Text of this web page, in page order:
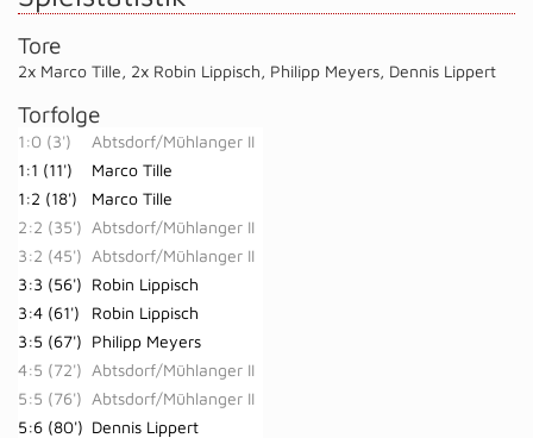
Tore
2x Marco Tille, 2x Robin Lippisch, Philipp Meyers, Dennis Lippert
Torfolge
1:0 (3')
Abtsdorf/Mühlanger II
1:1 (11')
Marco Tille
1:2 (18')
Marco Tille
2:2 (35') Abtsdorf/Mühlanger II
3:2 (45') Abtsdorf/Mühlanger II
3:3 (56') Robin Lippisch
3:4 (61')
Robin Lippisch
3:5 (67') Philipp Meyers
4:5 (72') Abtsdorf/Mühlanger II
5:5 (76') Abtsdorf/Mühlanger II
5:6 (80') Dennis Lippert